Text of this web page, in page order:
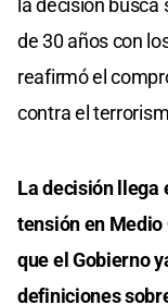
la decisión busca
de 30 años con
reafirmó el
contra el
La decisión llega
tensión en
que el Gobierno
definiciones